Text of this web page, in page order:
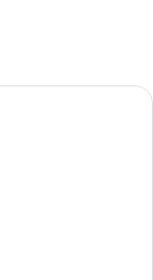
mit hölzernem